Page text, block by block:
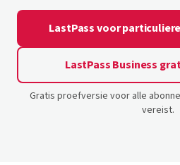
LastPass voor
LastPass Business
Gratis proefversie voor alle
vereist.